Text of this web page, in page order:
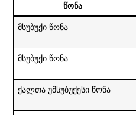
წონა
მსუბუქი წონა
მსუბუქი წონა
ქალთა უმსუბუქესი წონა